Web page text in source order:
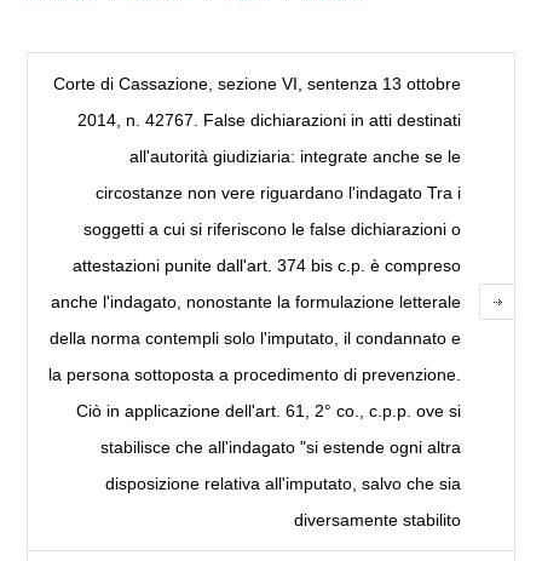
Corte di Cassazione, sezione VI, sentenza 13 ottobre
2014, n. 42767. False dichiarazioni in atti destinati
all'autorità giudiziaria: integrate anche se le
circostanze non vere riguardano l'indagato Tra i
soggetti a cui si riferiscono le false dichiarazioni o
attestazioni punite dall'art. 374 bis c.p. è compreso
anche l'indagato, nonostante la formulazione letterale
della norma contempli solo l'imputato, il condannato e
la persona sottoposta a procedimento di prevenzione.
Ciò in applicazione dell'art. 61, 2° co., c.p.p. ove si
stabilisce che all'indagato "si estende ogni altra
disposizione relativa all'imputato, salvo che sia
diversamente stabilito